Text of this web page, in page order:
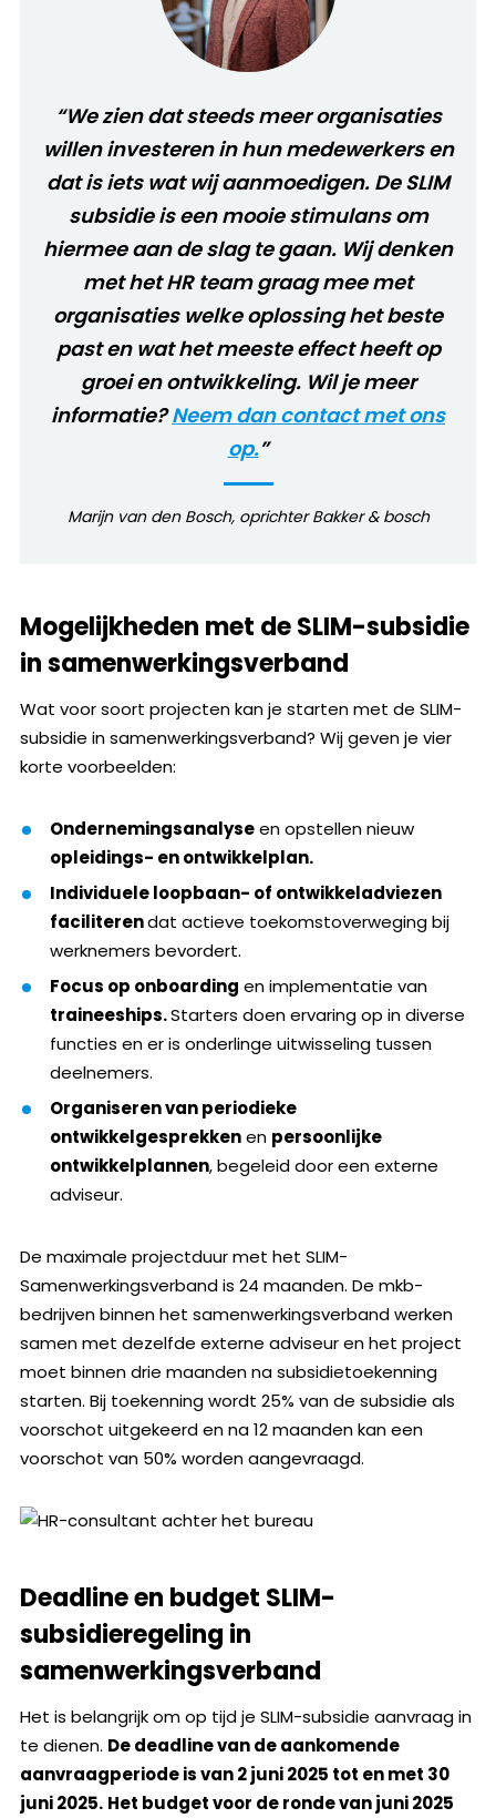
“We zien dat steeds meer organisaties
willen investeren in hun medewerkers en
dat is iets wat wij aanmoedigen. De SLIM
subsidie is een mooie stimulans om
hiermee aan de slag te gaan. Wij denken
met het HR team graag mee met
organisaties welke oplossing het beste
past en wat het meeste effect heeft op
groei en ontwikkeling. Wil je meer
informatie?Neem dan contact met ons
op.”
Marijn van den Bosch, oprichter Bakker & bosch
Mogelijkheden met de SLIM-subsidie
in samenwerkingsverband
Wat voor soort projecten kan je starten met de SLIM-
subsidie in samenwerkingsverband? Wij geven je vier
korte voorbeelden:
Ondernemingsanalyseen opstellen nieuw
opleidings- en ontwikkelplan.
Individuele loopbaan- of ontwikkeladviezen
faciliterendat actieve toekomstoverweging bij
werknemers bevordert.
Focus op onboarding en implementatie van
traineeships.Starters doen ervaring op in diverse
functies en er is onderlinge uitwisseling tussen
deelnemers.
Organiseren van periodieke
ontwikkelgesprekkenen persoonlijke
ontwikkelplannen, begeleid door een externe
adviseur.
De maximale projectduur met het SLIM-
Samenwerkingsverband is 24 maanden. De mkb-
bedrijven binnen het samenwerkingsverband werken
samen met dezelfde externe adviseur en het project
moet binnen drie maanden na subsidietoekenning
starten. Bij toekenning wordt 25% van de subsidie als
voorschot uitgekeerd en na 12 maanden kan een
voorschot van 50% worden aangevraagd.
Deadline en budget SLIM-
subsidieregeling in
samenwerkingsverband
Het is belangrijk om op tijd je SLIM-subsidie aanvraag in
te dienen. De deadline van de aankomende
aanvraagperiode is van 2 juni 2025 tot en met 30
juni 2025. Het budget voor de ronde van juni 2025